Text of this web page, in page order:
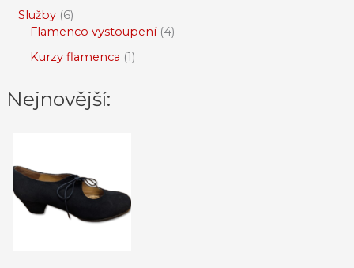
Služby 6
Flamenco vystoupení 4
Kurzy flamenca 1
Nejnovější: